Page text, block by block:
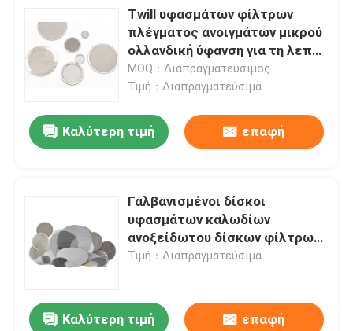
Twill υφασμάτων φίλτρων
πλέγματος ανοιγμάτων μικρού
ολλανδική ύφανση για τη λεπτή
διήθηση
MOQ：Διαπραγματεύσιμος
Τιμή：Διαπραγματεύσιμα
Καλύτερη τιμή επαφή
Γαλβανισμένοι δίσκοι
υφασμάτων καλωδίων
ανοξείδωτου δίσκων φίλτρων
πλέγματος
Τιμή：Διαπραγματεύσιμα
Καλύτερη τιμή επαφή